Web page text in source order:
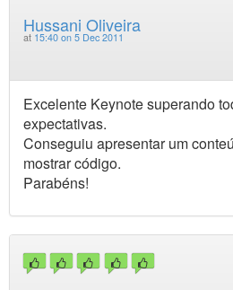
Hussani Oliveira
at 15:40 on 5 Dec 2011
Excelente Keynote superando
expectativas.
Conseguiu apresentar um
mostrar código.
Parabéns!